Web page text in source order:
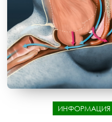
ИНФОРМАЦИЯ